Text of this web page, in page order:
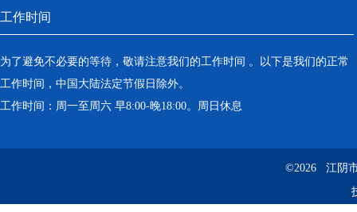
工作时间
为了避免不必要的等待，敬请注意我们的工作时间 。以下是我们的正常
工作时间，中国大陆法定节假日除外。
工作时间：周一至周六 早8:00-晚18:00。周日休息
©2026 江阴